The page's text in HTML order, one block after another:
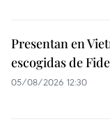
Presentan en
escogidas de
05/08/2026 12:30